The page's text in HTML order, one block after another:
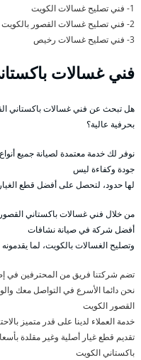
1- فني تصليح غسالات الكويت
2- فني تصليح غسالات القصور بالكويت
3- فني تصليح غسالات رخيص
فني غسالات
هل تبحث عن فني غسالات باكستاني
بحرفية عالية؟
نوفر لك خدمة معتمدة لصيانة جميع
جودة وكفاءة ليس
لها حدود، لتحصل على أفضل قطع
من خلال فني غسالات باكستاني القصور
أفضل شركة في صيانة نشافات
وتصليح الغسالات بالكويت، لما
تضم شركتنا فريق من المحترفين في
نحن دائما الأسرع في التواصل معك
القصور الكويت
خدمة العملاء لدينا على قدر متميز
تقديم قطع غيار أصلية وغير مقلدة
باكستاني الكويت